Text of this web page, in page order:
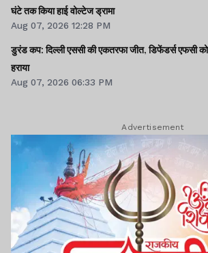
घंटे तक किया हाई वोल्टेज ड्रामा
Aug 07, 2026 12:28 PM
डुरंड कप: दिल्ली एससी की एकतरफा जीत, डिफेंडर्स एफसी
हराया
Aug 07, 2026 06:33 PM
Advertisement